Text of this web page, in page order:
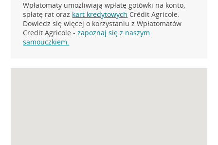
Wpłatomaty umożliwiają wpłatę gotówki na konto,
spłatę rat oraz kart kredytowych Crédit Agricole.
Dowiedz się więcej o korzystaniu z Wpłatomatów
Credit Agricole -zapoznaj się z naszym
samouczkiem.